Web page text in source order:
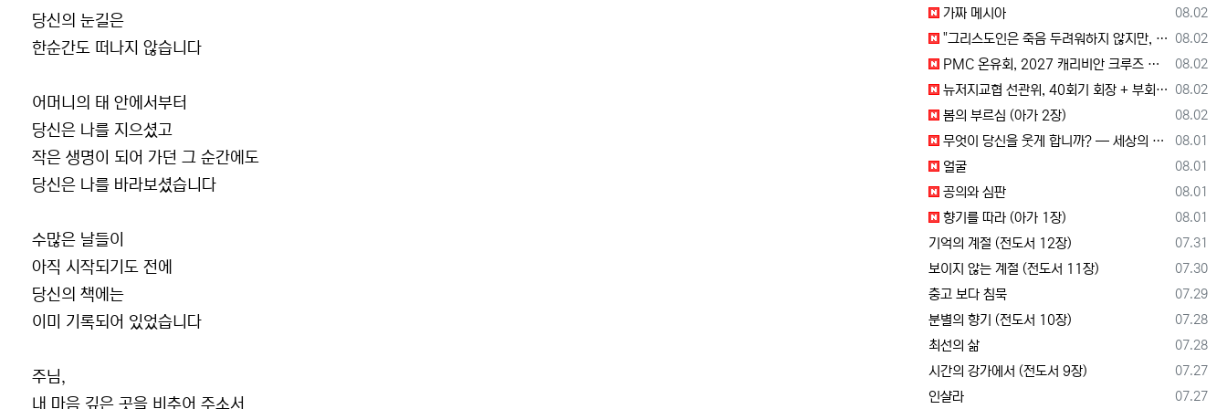
당신의 눈길은
한순간도 떠나지 않습니다
어머니의 태 안에서부터
당신은 나를 지으셨고
작은 생명이 되어 가던 그 순간에도
당신은 나를 바라보셨습니다
수많은 날들이
아직 시작되기도 전에
당신의 책에는
이미 기록되어 있었습니다
주님,
내 마음 깊은 곳을 비추어 주소서.
등록일
08.02
가짜 메시아
등록일
08.02
"그리스도인은 죽음 두려워하지 않지만, 살아 있는 동안 다른 사람의 유익 + 믿음의 진보 위해 살아야"
등록일
08.02
PMC 온유회, 2027 캐리비안 크루즈 전도여행 참가자 모집
등록일
08.02
뉴저지교협 선관위, 40회기 회장 + 부회장 후보 등록 + 추천 절차 공고 --- 8월 28일 등록 마감, 9월 28일 선거
등록일
08.02
봄의 부르심 (아가 2장)
등록일
08.01
무엇이 당신을 웃게 합니까? — 세상의 소리와 거듭난 영혼의 반응
등록일
08.01
얼굴
등록일
08.01
공의와 심판
등록일
08.01
향기를 따라 (아가 1장)
등록일
07.31
기억의 계절 (전도서 12장)
등록일
07.30
보이지 않는 계절 (전도서 11장)
등록일
07.29
충고 보다 침묵
등록일
07.28
분별의 향기 (전도서 10장)
등록일
07.28
최선의 삶
등록일
07.27
시간의 강가에서 (전도서 9장)
등록일
07.27
인샬라